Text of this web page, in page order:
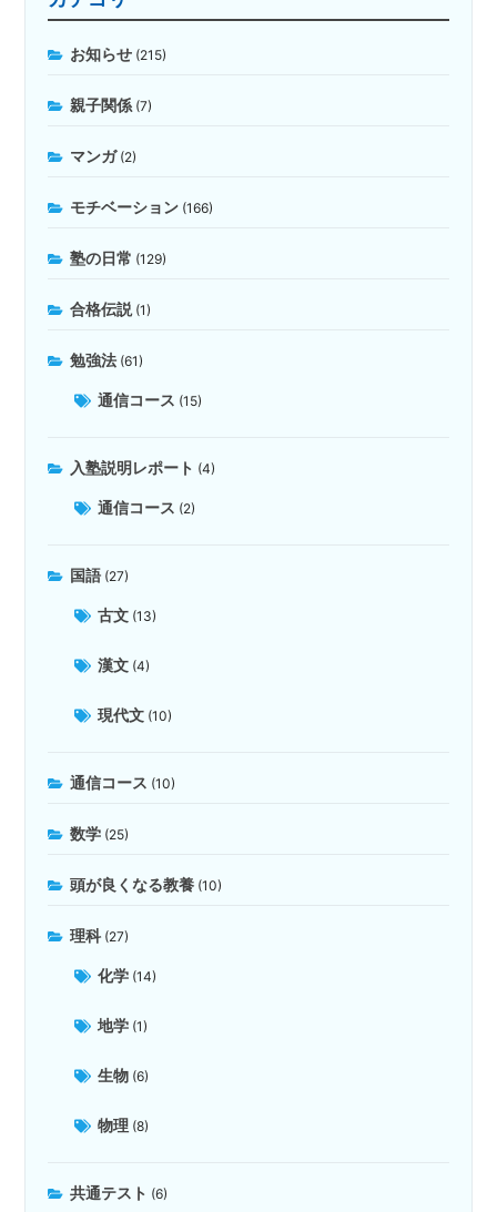
お知らせ (215)
親子関係 (7)
マンガ(2)
モチベーション (166)
塾の日常 (129)
合格伝説 (1)
勉強法 (61)
通信コース (15)
入塾説明レポート (4)
通信コース (2)
国語 (27)
古文 (13)
漢文 (4)
現代文 (10)
通信コース (10)
数学 (25)
頭が良くなる教養 (10)
理科 (27)
化学 (14)
地学 (1)
生物 (6)
物理 (8)
共通テスト (6)